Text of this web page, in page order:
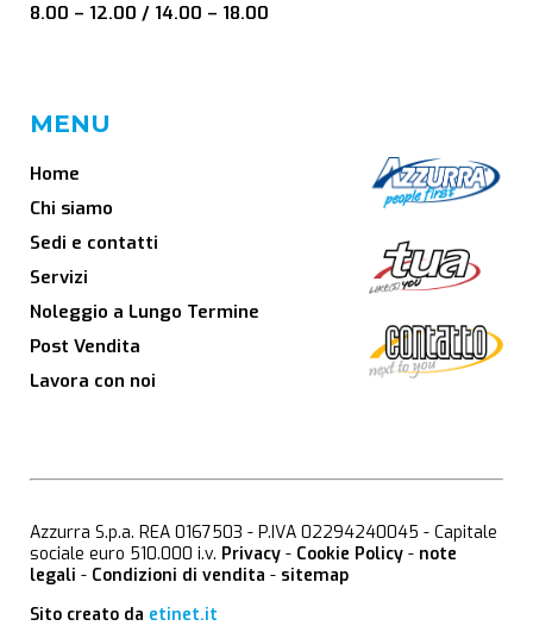
8.00 – 12.00 / 14.00 – 18.00
MENU
Home
Chi siamo
Sedi e contatti
Servizi
Noleggio a Lungo Termine
Post Vendita
Lavora con noi
Azzurra S.p.a. REA 0167503 - P.IVA 02294240045 - Capitale
sociale euro 510.000 i.v. Privacy - Cookie Policy - note
legali - Condizioni di vendita - sitemap
Sito creato da etinet.it